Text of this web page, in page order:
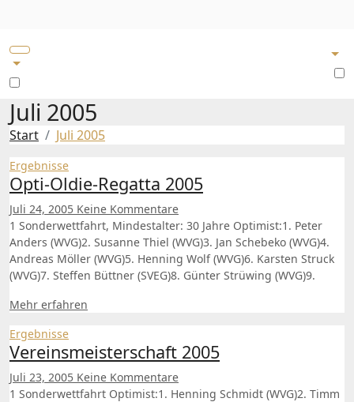
Juli 2005
Start Juli 2005
Ergebnisse
Opti-Oldie-Regatta 2005
Juli 24, 2005 Keine Kommentare
1 Sonderwettfahrt, Mindestalter: 30 Jahre Optimist:1. Peter
Anders (WVG)2. Susanne Thiel (WVG)3. Jan Schebeko (WVG)4.
Andreas Möller (WVG)5. Henning Wolf (WVG)6. Karsten Struck
(WVG)7. Steffen Büttner (SVEG)8. Günter Strüwing (WVG)9.
Mehr erfahren
Ergebnisse
Vereinsmeisterschaft 2005
Juli 23, 2005 Keine Kommentare
1 Sonderwettfahrt Optimist:1. Henning Schmidt (WVG)2. Timm